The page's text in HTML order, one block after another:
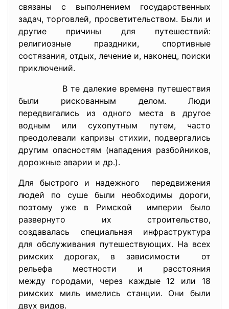
связаны с выполнением государственных
задач, торговлей, просветительством. Были и
другие причины для путешествий:
религиозные праздники, спортивные
состязания, отдых, лечение и, наконец, поиски
приключений.
В те далекие времена путешествия
были рискованным делом. Люди
передвигались из одного места в другое
водным или сухопутным путем, часто
преодолевали капризы стихии, подвергались
другим опасностям (нападения разбойников,
дорожные аварии и др.).
Для быстрого и надежного передвижения
людей по суше были необходимы дороги,
поэтому уже в Римской империи было
развернуто их строительство,
создавалась специальная инфраструктура
для обслуживания путешествующих. На всех
римских дорогах, в зависимости от
рельефа местности и расстояния
между городами, через каждые 12 или 18
римских миль имелись станции. Они были
двух видов.